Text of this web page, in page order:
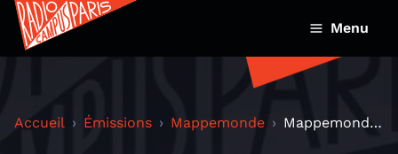
Menu
Accueil Émissions Mappemonde Mappemonde : Barcelona